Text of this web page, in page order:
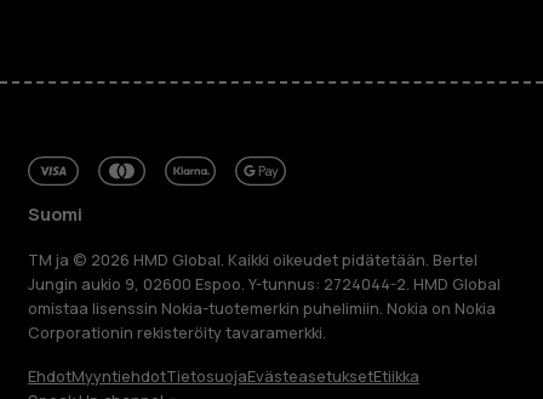
Suomi
TM ja © 2026 HMD Global. Kaikki oikeudet pidätetään. Bertel
Jungin aukio 9, 02600 Espoo. Y-tunnus: 2724044-2. HMD Global
omistaa lisenssin Nokia-tuotemerkin puhelimiin. Nokia on Nokia
Corporationin rekisteröity tavaramerkki.
EhdotMyyntiehdotTietosuojaEvästeasetuksetEtiikka